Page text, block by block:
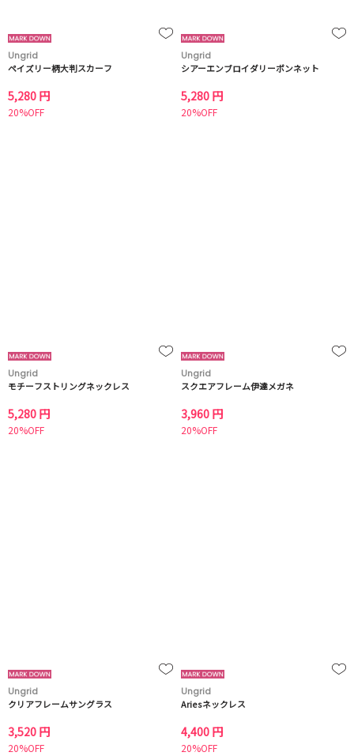
Ungrid
ペイズリー柄大判スカーフ
5,280 円
20%OFF
Ungrid
シアーエンブロイダリーボンネット
5,280 円
20%OFF
Ungrid
モチーフストリングネックレス
5,280 円
20%OFF
Ungrid
スクエアフレーム伊達メガネ
3,960 円
20%OFF
Ungrid
クリアフレームサングラス
3,520 円
20%OFF
Ungrid
Ariesネックレス
4,400 円
20%OFF